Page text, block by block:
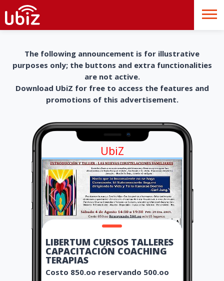
The following announcement is for illustrative
purposes only; the buttons and extra functionalities
are not active.
Download UbiZ for free to access the features and
promotions of this advertisement.
UbiZ
LIBERTUM CURSOS TALLERES
CAPACITACIÓN COACHING
TERAPIAS
Costo 850.oo reservando 500.oo